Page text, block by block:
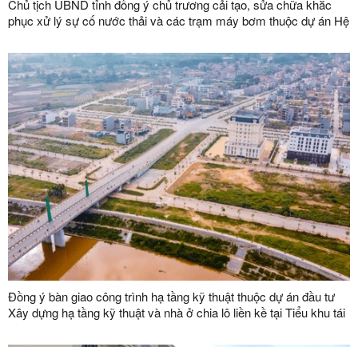
Chủ tịch UBND tỉnh đồng ý chủ trương cải tạo, sửa chữa khắc
phục xử lý sự cố nước thải và các trạm máy bơm thuộc dự án Hệ
Đồng ý bàn giao công trình hạ tầng kỹ thuật thuộc dự án đầu tư
Xây dựng hạ tầng kỹ thuật và nhà ở chia lô liền kề tại Tiểu khu tái